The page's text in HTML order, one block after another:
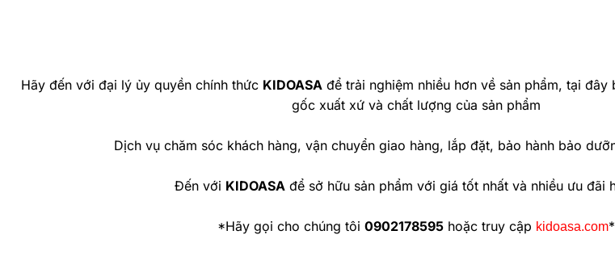
Hãy đến với đại lý ủy quyền chính thức KIDOASA để trải nghiệm nhiều hơn về sản phẩm, tại
gốc xuất xứ và chất lượng của sản phẩm
Dịch vụ chăm sóc khách hàng, vận chuyển giao hàng, lắp đặt, bảo hành bảo
Đến với KIDOASA để sở hữu sản phẩm với giá tốt nhất và nhiều ưu đãi
*Hãy gọi cho chúng tôi 0902178595 hoặc truy cập kidoasa.com*